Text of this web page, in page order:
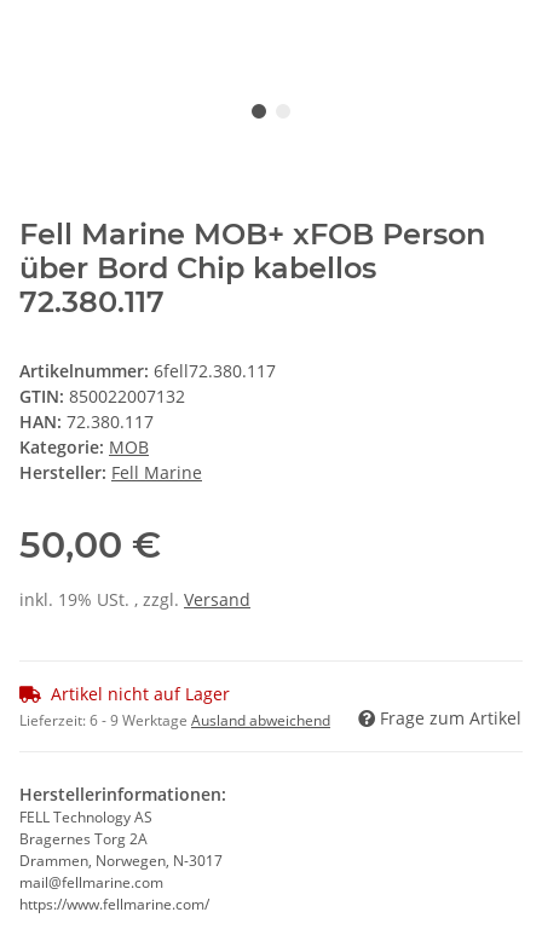
Fell Marine MOB+ xFOB Person
über Bord Chip kabellos
72.380.117
Artikelnummer: 6fell72.380.117
GTIN: 850022007132
HAN: 72.380.117
Kategorie: MOB
Hersteller: Fell Marine
50,00 €
inkl. 19% USt. , zzgl. Versand
Artikel nicht auf Lager
Lieferzeit:6 - 9 Werktage Ausland abweichend Frage zum Artikel
Herstellerinformationen:
FELL Technology AS
Bragernes Torg 2A
Drammen, Norwegen, N-3017
mail@fellmarine.com
https://www.fellmarine.com/